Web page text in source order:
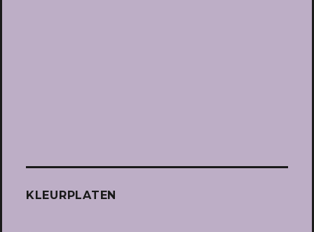
KLEURPLATEN